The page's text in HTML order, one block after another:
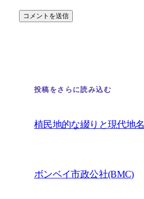
投稿をさらに読み込む
植民地的な綴りと現代地名
ボンベイ市政公社(BMC)